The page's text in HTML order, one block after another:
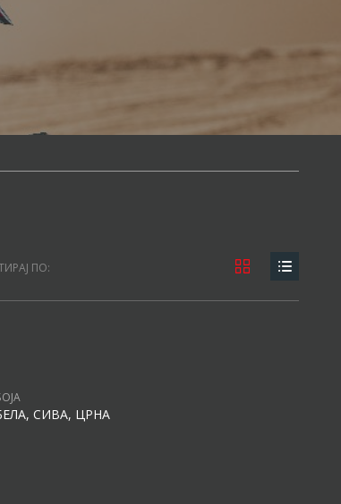
ПО:
СИВА, ЦРНА